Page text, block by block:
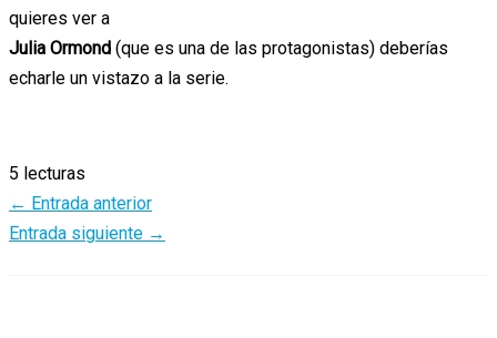
quieres ver a
Julia Ormond (que es una de las protagonistas) deberías
echarle un vistazo a la serie.
5 lecturas
← Entrada anterior
Entrada siguiente →